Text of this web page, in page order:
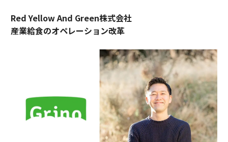
Red Yellow And Green株式会社
産業給食のオペレーション改革